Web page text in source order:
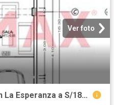
Ver foto
Departamento en venta en La Esperanza a S/185,500